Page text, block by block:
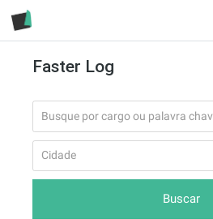
Faster Log
Buscar